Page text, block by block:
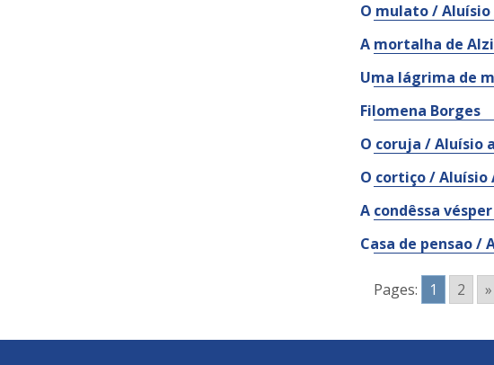
O mulato / Aluísio
A mortalha de
Uma lágrima de
Filomena Borges
O coruja / Aluísio
O cortiço / Aluísio
A condêssa vésper
Casa de pensao /
Pages: 1 2 »